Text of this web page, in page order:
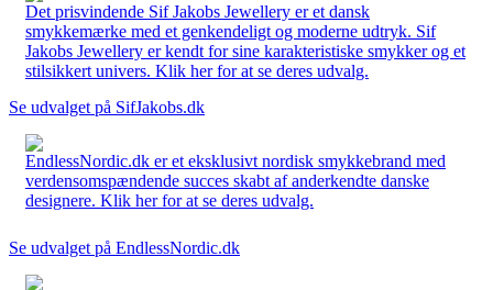
Det prisvindende Sif Jakobs Jewellery er et dansk
smykkemærke med et genkendeligt og moderne udtryk. Sif
Jakobs Jewellery er kendt for sine karakteristiske smykker og et
stilsikkert univers. Klik her for at se deres udvalg.
Se udvalget på SifJakobs.dk
EndlessNordic.dk er et eksklusivt nordisk smykkebrand med
verdensomspændende succes skabt af anderkendte danske
designere. Klik her for at se deres udvalg.
Se udvalget på EndlessNordic.dk